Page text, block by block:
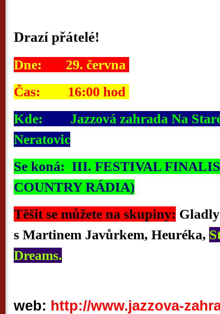
Drazí přátelé!
Dne: 29. června
Čas: 16:00 hod
Kde: Jazzová zahrada Na
Neratovic
Se koná: III. FESTIVAL
COUNTRY RÁDIA)
Těšit se můžete na skupiny:
s Martinem Javůrkem, Heuréka,
Dreams.
web: http://www.jazzova-